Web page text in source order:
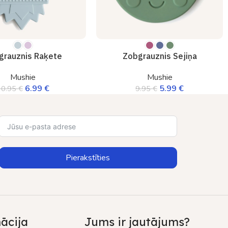
Raķete
Mushie
€ 6.99 €
Zobgrauznis Sejiņa
Mushie
9.95€ 5.99€
Pierakstīties
Jums ir jautājums?